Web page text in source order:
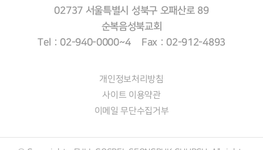
02737 서울특별시 성북구 오패산로 89
순복음성북교회
Tel : 02-940-0000~4 Fax : 02-912-4893
개인정보처리방침
사이트 이용약관
이메일 무단수집거부